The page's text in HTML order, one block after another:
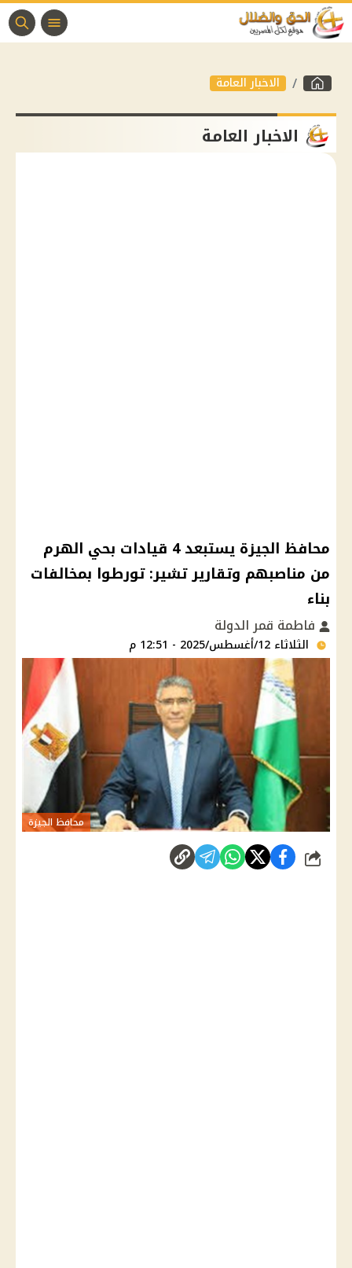
الاخبار العامة
الاخبار العامة
محافظ الجيزة يستبعد 4 قيادات بحي الهرم
من مناصبهم وتقارير تشير: تورطوا بمخالفات
بناء
فاطمة قمر الدولة
الثلاثاء 12/أغسطس/2025 - 12:51 م
محافظ الجيزة
شارك